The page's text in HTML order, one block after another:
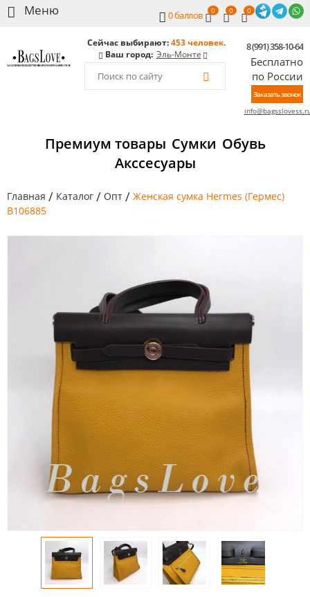
0баллов 0 0 0
Сейчас выбирают:453 человек.
Ваш город: Эль-Монте
8 (991) 358-10-64
Бесплатно
по России
Заказать звонок
Премиум товары Сумки Обувь
Акссесуары
Главная / Каталог / Опт / Женская сумка Hermes (Гермес)
B106885